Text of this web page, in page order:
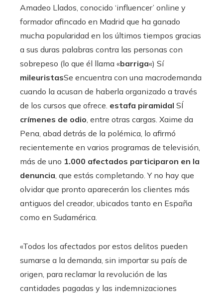
Amadeo Llados, conocido ‘influencer’ online y
formador afincado en Madrid que ha ganado
mucha popularidad en los últimos tiempos gracias
a sus duras palabras contra las personas con
sobrepeso (lo que él llama «barriga«) Sí
mileuristasSe encuentra con una macrodemanda
cuando la acusan de haberla organizado a través
de los cursos que ofrece. estafa piramidal SÍ
crímenes de odio , entre otras cargas. Xaime da
Pena, abad detrás de la polémica, lo afirmó
recientemente en varios programas de televisión,
más de uno 1.000 afectados participaron en la
denuncia , que estás completando. Y no hay que
olvidar que pronto aparecerán los clientes más
antiguos del creador, ubicados tanto en España
como en Sudamérica.
«Todos los afectados por estos delitos pueden
sumarse a la demanda, sin importar su país de
origen, para reclamar la revolución de las
cantidades pagadas y las indemnizaciones